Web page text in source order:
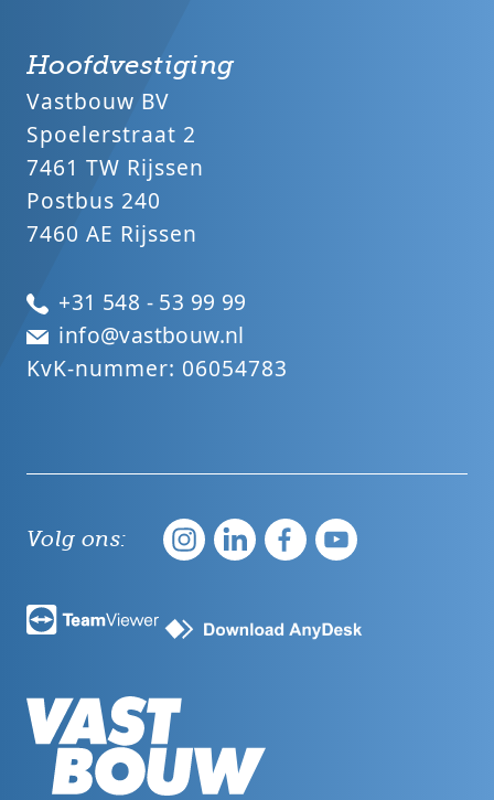
Hoofdvestiging
Vastbouw BV
Spoelerstraat 2
7461 TW Rijssen
Postbus 240
7460 AE Rijssen
+31 548 - 53 99 99
info@vastbouw.nl
KvK-nummer: 06054783
Volg ons: